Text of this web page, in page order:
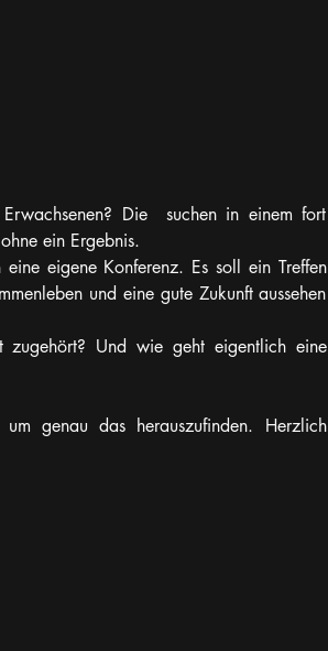
Die  suchen in einem fort
ein Ergebnis.
eigene Konferenz. Es soll ein Treffen
und eine gute Zukunft aussehen
Und wie geht eigentlich eine
genau das herauszufinden. Herzlich